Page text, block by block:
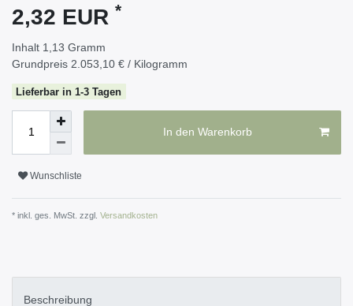
2,32 EUR *
Inhalt 1,13 Gramm
Grundpreis 2.053,10 € / Kilogramm
Lieferbar in 1-3 Tagen
In den Warenkorb
Wunschliste
* inkl. ges. MwSt. zzgl. Versandkosten
Beschreibung